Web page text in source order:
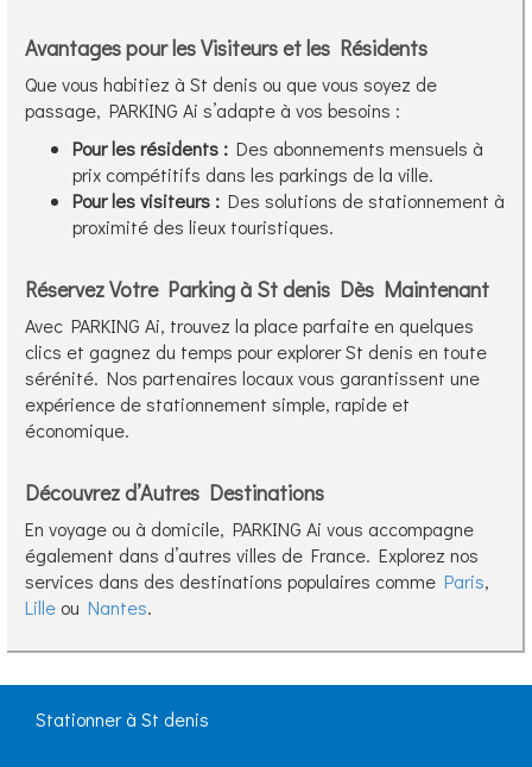
Avantages pour les Visiteurs et les Résidents
Que vous habitiez à St denis ou que vous soyez de
passage, PARKING Ai s’adapte à vos besoins :
Pour les résidents : Des abonnements mensuels à
prix compétitifs dans les parkings de la ville.
Pour les visiteurs : Des solutions de stationnement à
proximité des lieux touristiques.
Réservez Votre Parking à St denis Dès Maintenant
Avec PARKING Ai, trouvez la place parfaite en quelques
clics et gagnez du temps pour explorer St denis en toute
sérénité. Nos partenaires locaux vous garantissent une
expérience de stationnement simple, rapide et
économique.
Découvrez d’Autres Destinations
En voyage ou à domicile, PARKING Ai vous accompagne
également dans d’autres villes de France. Explorez nos
services dans des destinations populaires comme Paris,
Lille ou Nantes.
Stationner à St denis